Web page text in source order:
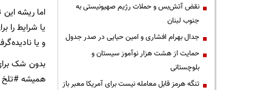
اما ریشه
یا شرایط را
و یا نادیده‌گرفتن ۷۰۰ هزار
بدون شک
همیشه #تلخ
نقض آتش‌بس و حملات رژیم صهیونیستی به
جنوب لبنان
جدال بهرام افشاری و امین حیایی در صدر جدول
حمایت از هشت هزار نوآموز سیستان و
بلوچستانی
تنگه هرمز قابل معامله نیست برای آمریکا معبر باز